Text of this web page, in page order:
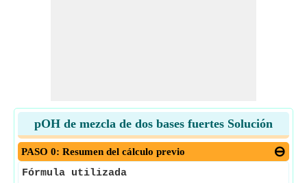
pOH de mezcla de dos bases fuertes Solución
PASO 0: Resumen del cálculo previo
Fórmula utilizada